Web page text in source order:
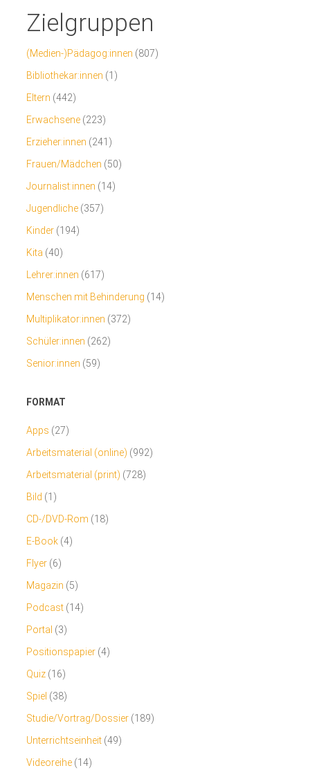
Zielgruppen
(Medien-)Pädagog:innen (807)
Bibliothekar:innen (1)
Eltern (442)
Erwachsene (223)
Erzieher:innen (241)
Frauen/Mädchen (50)
Journalist:innen (14)
Jugendliche (357)
Kinder (194)
Kita (40)
Lehrer:innen (617)
Menschen mit Behinderung (14)
Multiplikator:innen (372)
Schüler:innen (262)
Senior:innen (59)
FORMAT
Apps (27)
Arbeitsmaterial (online) (992)
Arbeitsmaterial (print) (728)
Bild (1)
CD-/DVD-Rom (18)
E-Book (4)
Flyer (6)
Magazin (5)
Podcast (14)
Portal (3)
Positionspapier (4)
Quiz (16)
Spiel (38)
Studie/Vortrag/Dossier (189)
Unterrichtseinheit (49)
Videoreihe (14)